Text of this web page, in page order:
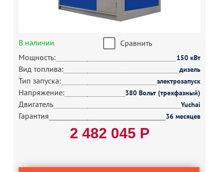
В наличии
Сравнить
Мощность:
150 кВт
Вид топлива: дизель
Тип запуска: электрозапуск
Напряжение: 380 Вольт (трехфазный)
Двигатель Yuchai
Гарантия 36 месяцев
2 482 045 Р